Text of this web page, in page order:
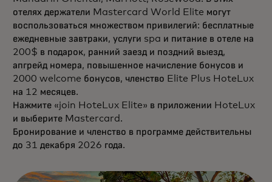
отелях держатели Mastercard World Elite могут
воспользоваться множеством привилегий: бесплатные
ежедневные завтраки, услуги spa и питание в отеле на
200$ в подарок, ранний заезд и поздний выезд,
апгрейд номера, повышенное начисление бонусов и
2000 welcome бонусов, членство Elite Plus HoteLux
на 12 месяцев.
Нажмите «join HoteLux Elite» в приложении HoteLux
и выберите Mastercard.
Бронирование и членство в программе действительны
до 31 декабря 2026 года.